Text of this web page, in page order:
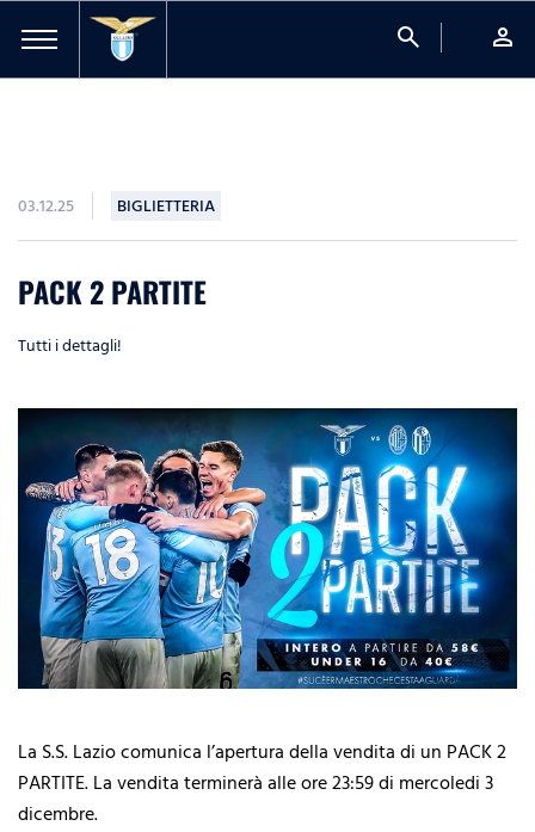
search person
03.12.25 BIGLIETTERIA
PACK 2 PARTITE
Tutti i dettagli!
La S.S. Lazio comunica l’apertura della vendita di un PACK 2
PARTITE. La vendita terminerà alle ore 23:59 di mercoledi 3
dicembre.